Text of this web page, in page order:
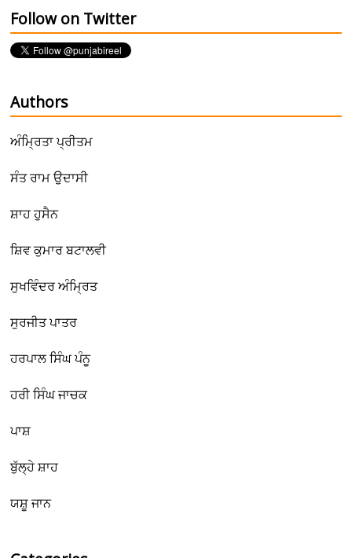
Follow on Twitter
Authors
ਅੰਮ੍ਰਿਤਾ ਪ੍ਰੀਤਮ
ਸੰਤ ਰਾਮ ਉਦਾਸੀ
ਸ਼ਾਹ ਹੁਸੈਨ
ਸ਼ਿਵ ਕੁਮਾਰ ਬਟਾਲਵੀ
ਸੁਖਵਿੰਦਰ ਅੰਮ੍ਰਿਤ
ਸੁਰਜੀਤ ਪਾਤਰ
ਹਰਪਾਲ ਸਿੰਘ ਪੰਨੂ
ਹਰੀ ਸਿੰਘ ਜਾਚਕ
ਪਾਸ਼
ਬੁੱਲ੍ਹੇ ਸ਼ਾਹ
ਯਸ਼ੂ ਜਾਨ